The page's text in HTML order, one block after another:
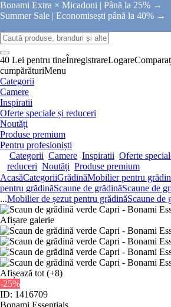
Bonami Extra × Micadoni | Până la 25% →
Summer Sale | Economisești până la 40% →
40 Lei pentru tineÎnregistrareLogare
cumpărăturiMenu
Categorii
Camere
Inspiratii
Oferte speciale și reduceri
Noutăți
Produse premium
Pentru profesioniști
Categorii Camere Inspiratii Oferte
reduceri Noutăți Produse premium
AcasăCategoriiGrădinăMobilier pentru
pentru grădinăScaune de grădinăScaune de
...Mobilier de șezut pentru grădinăScaune de
Afișare galerie
Afișează tot (+8)
-25%
ID: 1416709
Bonami Essentials